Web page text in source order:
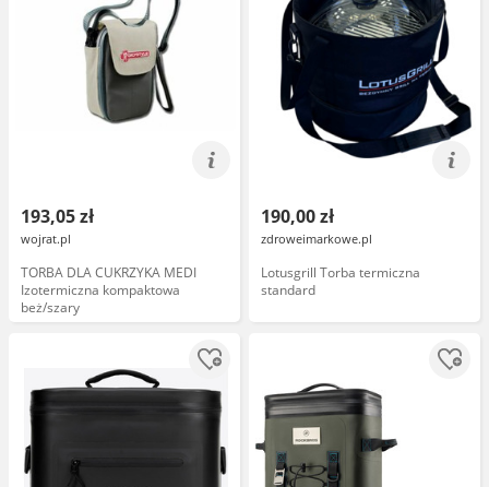
193,05 zł
wojrat.pl
TORBA DLA CUKRZYKA MEDI
Izotermiczna kompaktowa
beż/szary
190,00 zł
zdroweimarkowe.pl
Lotusgrill Torba termiczna
standard